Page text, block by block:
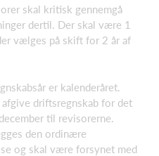
skal kritisk gennemgå
dertil. Der skal være 1
vælges på skift for 2 år af
er kalenderåret.
driftsregnskab for det
til revisorerne.
den ordinære
og skal være forsynet med